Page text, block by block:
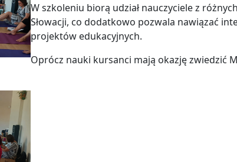
W szkoleniu biorą udział nauczyciele z
Słowacji, co dodatkowo pozwala nawiązać
projektów edukacyjnych.
Oprócz nauki kursanci mają okazję zwiedzić